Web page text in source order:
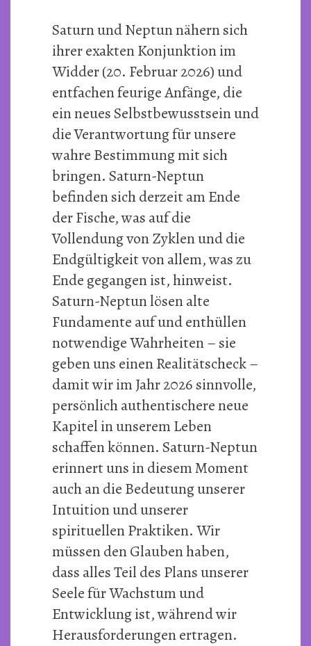
Saturn und Neptun nähern sich
ihrer exakten Konjunktion im
Widder (20. Februar 2026) und
entfachen feurige Anfänge, die
ein neues Selbstbewusstsein und
die Verantwortung für unsere
wahre Bestimmung mit sich
bringen. Saturn-Neptun
befinden sich derzeit am Ende
der Fische, was auf die
Vollendung von Zyklen und die
Endgültigkeit von allem, was zu
Ende gegangen ist, hinweist.
Saturn-Neptun lösen alte
Fundamente auf und enthüllen
notwendige Wahrheiten – sie
geben uns einen Realitätscheck –
damit wir im Jahr 2026 sinnvolle,
persönlich authentischere neue
Kapitel in unserem Leben
schaffen können. Saturn-Neptun
erinnert uns in diesem Moment
auch an die Bedeutung unserer
Intuition und unserer
spirituellen Praktiken. Wir
müssen den Glauben haben,
dass alles Teil des Plans unserer
Seele für Wachstum und
Entwicklung ist, während wir
Herausforderungen ertragen.